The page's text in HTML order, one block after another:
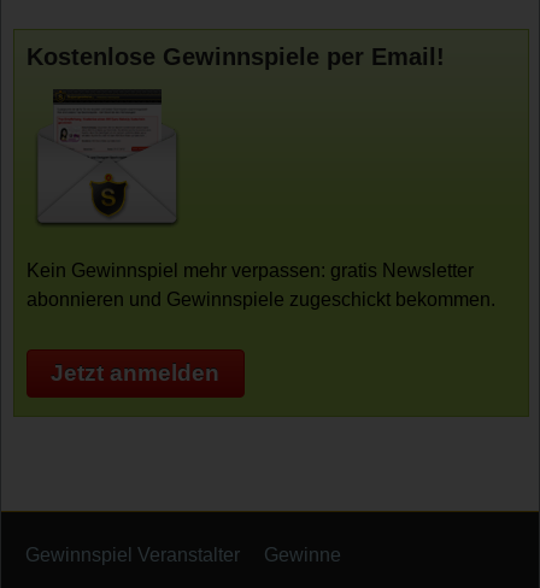
Kostenlose Gewinnspiele per Email!
Kein Gewinnspiel mehr verpassen: gratis Newsletter
abonnieren und Gewinnspiele zugeschickt bekommen.
Jetzt anmelden
Gewinnspiel Veranstalter Gewinne